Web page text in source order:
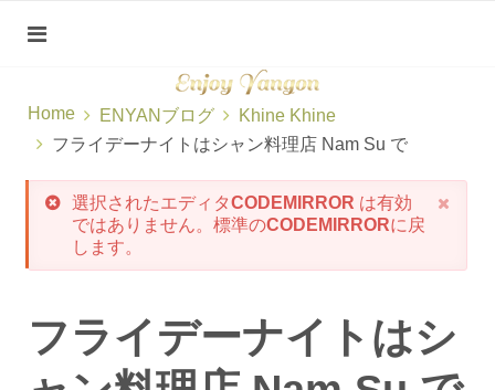
Home ENYANブログ
Khine Khine
フライデーナイトはシャン料理店 Nam Su で
選択されたエディタCODEMIRROR は有効
ではありません。標準のCODEMIRRORに戻
します。
フライデーナイトはシ